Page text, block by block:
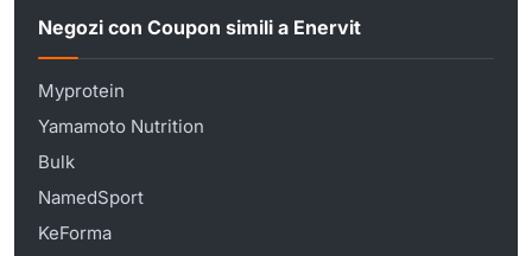
Negozi con Coupon simili a Enervit
Myprotein
Yamamoto Nutrition
Bulk
NamedSport
KeForma